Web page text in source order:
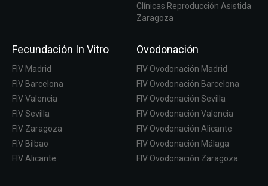
Clínicas Reproducción Asistida
Zaragoza
Fecundación In Vitro
FIV Madrid
FIV Barcelona
FIV Valencia
FIV Sevilla
FIV Zaragoza
FIV Bilbao
FIV Alicante
Ovodonación
FIV Ovodonación Madrid
FIV Ovodonación Barcelona
FIV Ovodonación Sevilla
FIV Ovodonación Valencia
FIV Ovodonación Alicante
FIV Ovodonación Málaga
FIV Ovodonación Zaragoza